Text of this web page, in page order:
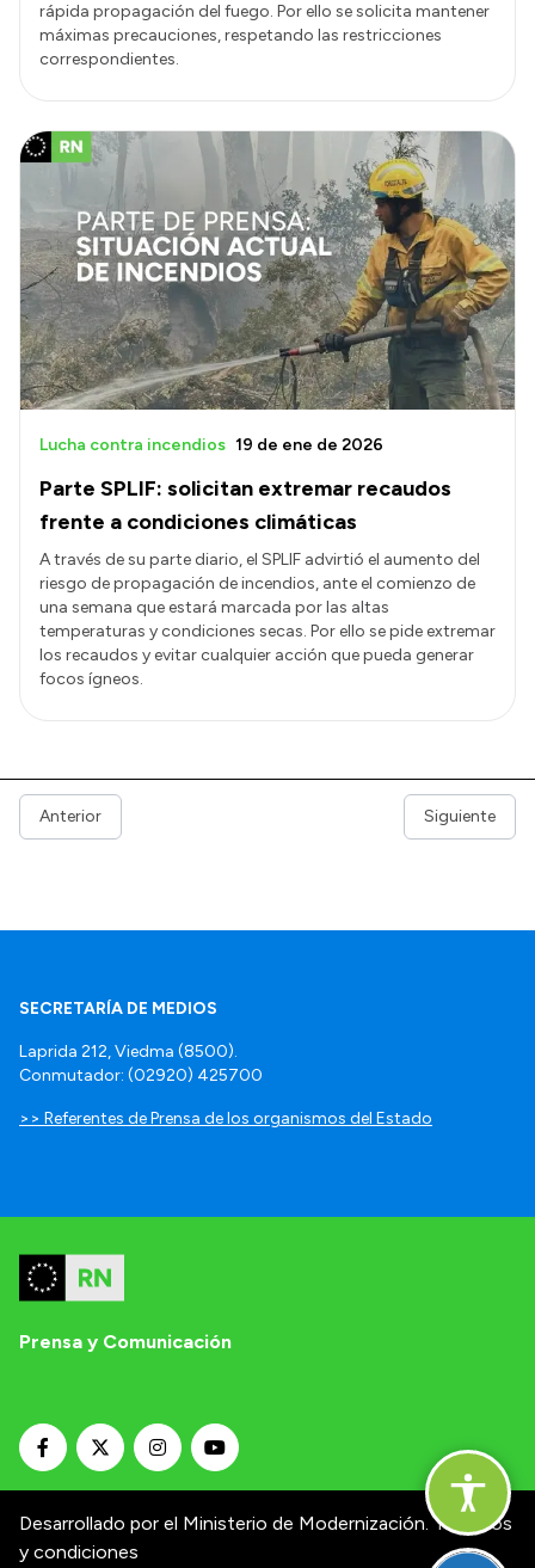
rápida propagación del fuego. Por ello se solicita mantener
máximas precauciones, respetando las restricciones
correspondientes.
Parte SPLIF: solicitan extremar recaudos
frente a condiciones climáticas
Lucha contra incendios 19 de ene de 2026
A través de su parte diario, el SPLIF advirtió el aumento del
riesgo de propagación de incendios, ante el comienzo de
una semana que estará marcada por las altas
temperaturas y condiciones secas. Por ello se pide extremar
los recaudos y evitar cualquier acción que pueda generar
focos ígneos.
Anterior Siguiente
SECRETARÍA DE MEDIOS
Laprida 212, Viedma (8500).
Conmutador: (02920) 425700
>> Referentes de Prensa de los organismos del Estado
Prensa y Comunicación
Desarrollado por el Ministerio de Modernización. Términos
y condiciones